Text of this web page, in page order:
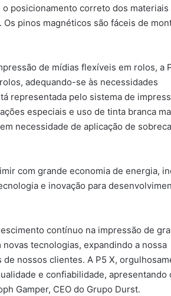
posicionamento correto dos materiais
pinos magnéticos são fáceis de
de mídias flexíveis em rolos, a
adequando-se às necessidades
representada pelo sistema de
especiais e uso de tinta branca
necessidade de aplicação de
com grande economia de energia,
e inovação para
contínuo na impressão de
tecnologias, expandindo a nossa
nossos clientes. A P5 X,
e confiabilidade, apresentando
Gamper, CEO do Grupo Durst.